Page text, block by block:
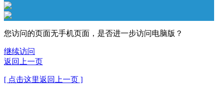
您访问的页面无手机页面，是否进一步访问电脑版？
继续访问
返回上一页
[ 点击这里返回上一页 ]